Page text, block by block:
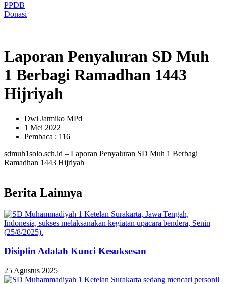
PPDB
Donasi
Laporan Penyaluran SD Muh
1 Berbagi Ramadhan 1443
Hijriyah
Dwi Jatmiko MPd
1 Mei 2022
Pembaca : 116
sdmuh1solo.sch.id – Laporan Penyaluran SD Muh 1 Berbagi
Ramadhan 1443 Hijriyah
Berita Lainnya
Disiplin Adalah Kunci Kesuksesan
25 Agustus 2025